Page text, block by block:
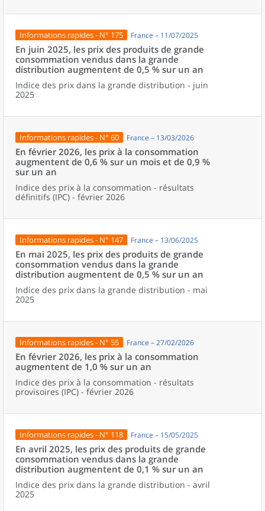
Informations rapides - N° 175 France – 11/07/2025
En juin 2025, les prix des produits de grande
consommation vendus dans la grande
distribution augmentent de 0,5 % sur un an
Indice des prix dans la grande distribution - juin
2025
Informations rapides - N° 60 France – 13/03/2026
En février 2026, les prix à la consommation
augmentent de 0,6 % sur un mois et de 0,9 %
sur un an
Indice des prix à la consommation - résultats
définitifs (IPC) - février 2026
Informations rapides - N° 147 France – 13/06/2025
En mai 2025, les prix des produits de grande
consommation vendus dans la grande
distribution augmentent de 0,5 % sur un an
Indice des prix dans la grande distribution - mai
2025
Informations rapides - N° 55 France – 27/02/2026
En février 2026, les prix à la consommation
augmentent de 1,0 % sur un an
Indice des prix à la consommation - résultats
provisoires (IPC) - février 2026
Informations rapides - N° 118 France – 15/05/2025
En avril 2025, les prix des produits de grande
consommation vendus dans la grande
distribution augmentent de 0,1 % sur un an
Indice des prix dans la grande distribution - avril
2025